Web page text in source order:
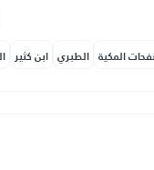
ابن كثير الطبري المكية